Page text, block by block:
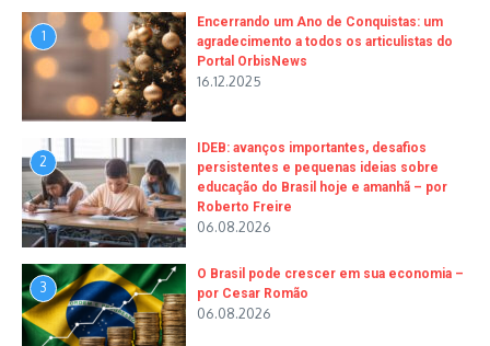
1
Encerrando um Ano de Conquistas: um
agradecimento a todos os articulistas do
Portal OrbisNews
16.12.2025
2
IDEB: avanços importantes, desafios
persistentes e pequenas ideias sobre
educação do Brasil hoje e amanhã – por
Roberto Freire
06.08.2026
3
O Brasil pode crescer em sua economia –
por Cesar Romão
06.08.2026